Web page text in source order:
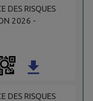
DES RISQUES
2026 -
DES RISQUES